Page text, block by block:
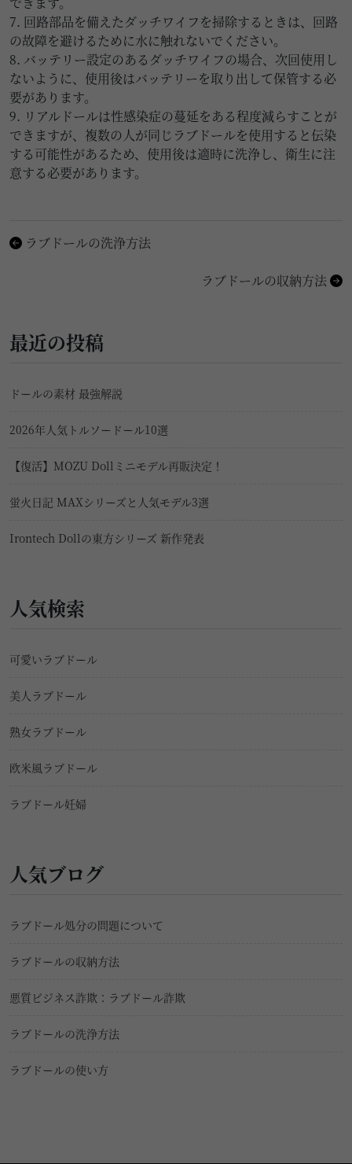
7. 回路部品を備えたダッチワイフを掃除するときは、回路
の故障を避けるために水に触れないでください。
8. バッテリー設定のあるダッチワイフの場合、次回使用し
ないように、使用後はバッテリーを取り出して保管する必
要があります。
9. リアルドールは性感染症の蔓延をある程度減らすことが
できますが、複数の人が同じラブドールを使用すると伝染
する可能性があるため、使用後は適時に洗浄し、衛生に注
意する必要があります。
ラブドールの洗浄方法
ラブドールの収納方法
最近の投稿
ドールの素材 最強解説
2026年人気トルソードール10選
【復活】MOZU Dollミニモデル再販決定！
蛍火日記 MAXシリーズと人気モデル3選
Irontech Dollの東方シリーズ 新作発表
人気検索
可愛いラブドール
美人ラブドール
熟女ラブドール
欧米風ラブドール
ラブドール妊婦
人気ブログ
ラブドール処分の問題について
ラブドールの収納方法
悪質ビジネス詐欺：ラブドール詐欺
ラブドールの洗浄方法
ラブドールの使い方